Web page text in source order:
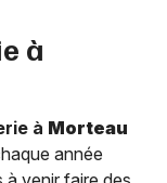
à
à Morteau
année